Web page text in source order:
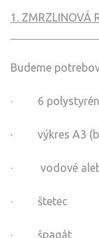
1. ZMRZLINOVÁ
Budeme
· 6
· výkres A3
· vodové
· štetec
· špagát